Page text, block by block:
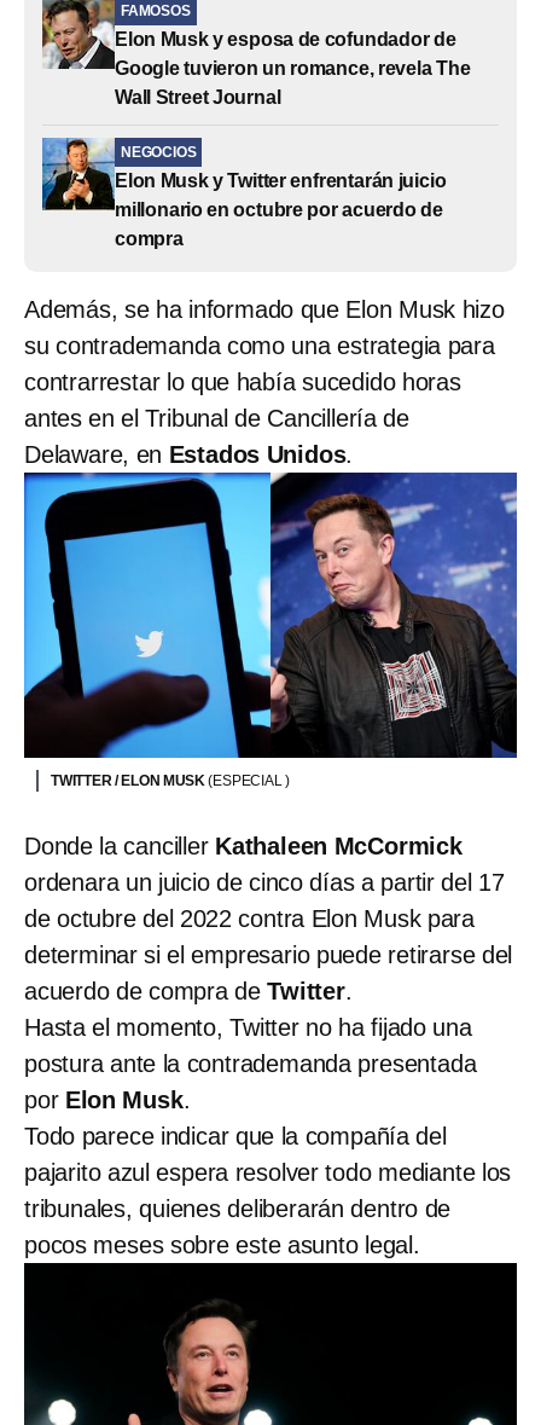
FAMOSOS
Elon Musk y esposa de cofundador de
Google tuvieron un romance, revela The
Wall Street Journal
NEGOCIOS
Elon Musk y Twitter enfrentarán juicio
millonario en octubre por acuerdo de
compra
Además, se ha informado que Elon Musk hizo
su contrademanda como una estrategia para
contrarrestar lo que había sucedido horas
antes en el Tribunal de Cancillería de
Delaware, en Estados Unidos.
TWITTER / ELON MUSK(ESPECIAL )
Donde la cancillerKathaleen McCormick
ordenara un juicio de cinco días a partir del 17
de octubre del 2022 contra Elon Musk para
determinar si el empresario puede retirarse del
acuerdo de compra deTwitter.
Hasta el momento, Twitter no ha fijado una
postura ante la contrademanda presentada
por Elon Musk.
Todo parece indicar que la compañía del
pajarito azul espera resolver todo mediante los
tribunales, quienes deliberarán dentro de
pocos meses sobre este asunto legal.